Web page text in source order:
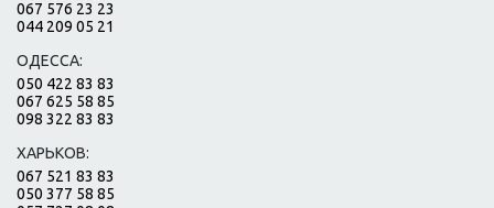
067 576 23 23
044 209 05 21
ОДЕССА:
050 422 83 83
067 625 58 85
098 322 83 83
ХАРЬКОВ:
067 521 83 83
050 377 58 85